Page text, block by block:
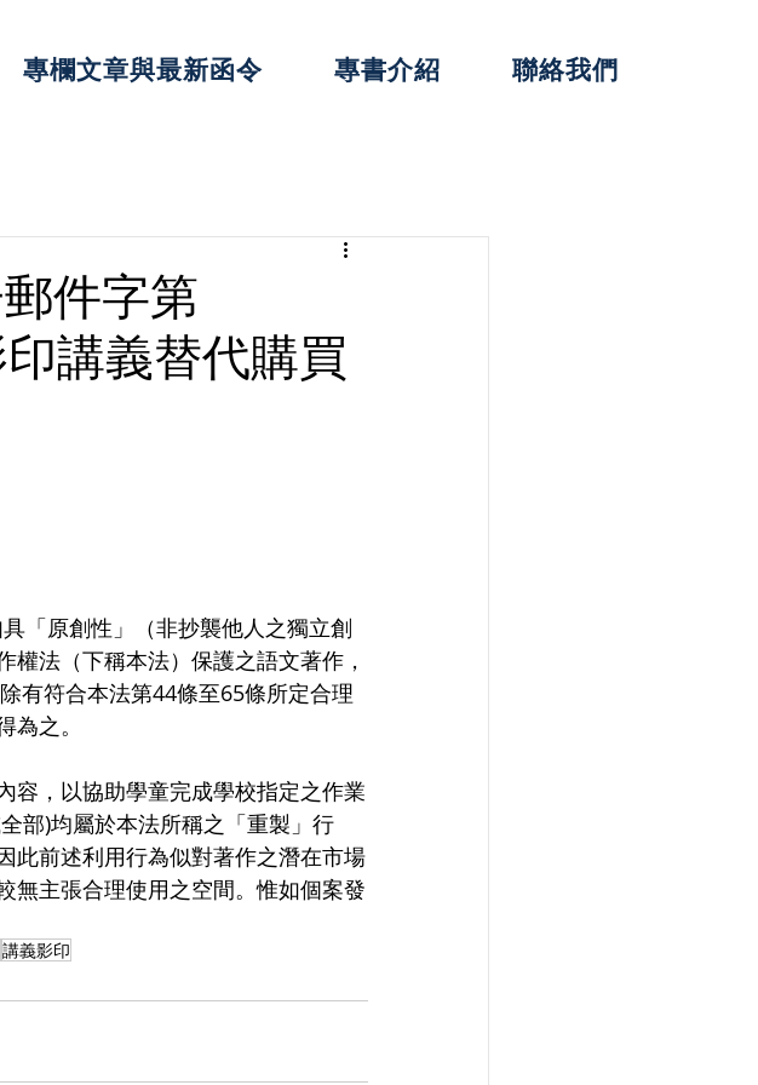
專欄文章與最新函令 專書介紹 聯絡我們
件字第
講義替代購買
「原創性」（非抄襲他人之獨立創
法（下稱本法）保護之語文著作，
有符合本法第44條至65條所定合理
之。
容，以協助學童完成學校指定之作業
部)均屬於本法所稱之「重製」行
此前述利用行為似對著作之潛在市場
無主張合理使用之空間。惟如個案發
講義影印